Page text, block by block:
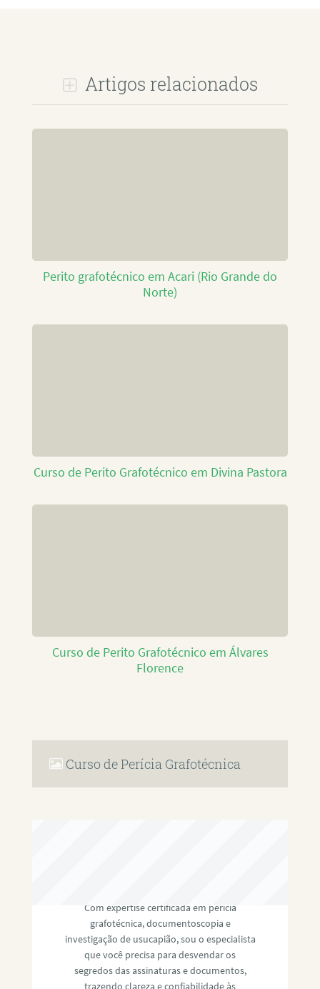
Artigos relacionados
Perito grafotécnico em Acari (Rio Grande do
Norte)
Curso de Perito Grafotécnico em Divina Pastora
Curso de Perito Grafotécnico em Álvares
Florence
Curso de Perícia Grafotécnica
Com expertise certificada em perícia
grafotécnica, documentoscopia e
investigação de usucapião, sou o especialista
que você precisa para desvendar os
segredos das assinaturas e documentos,
trazendo clareza e confiabilidade às